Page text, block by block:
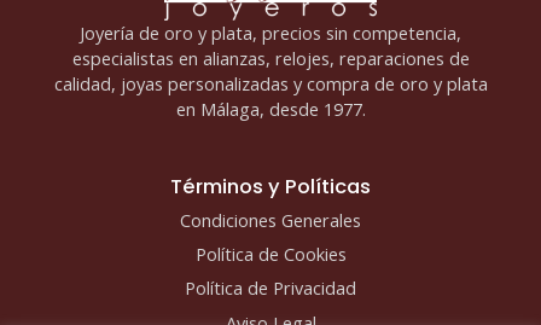
Joyería de oro y plata, precios sin competencia,
especialistas en alianzas, relojes, reparaciones de
calidad, joyas personalizadas y compra de oro y plata
en Málaga, desde 1977.
Términos y Políticas
Condiciones Generales
Política de Cookies
Política de Privacidad